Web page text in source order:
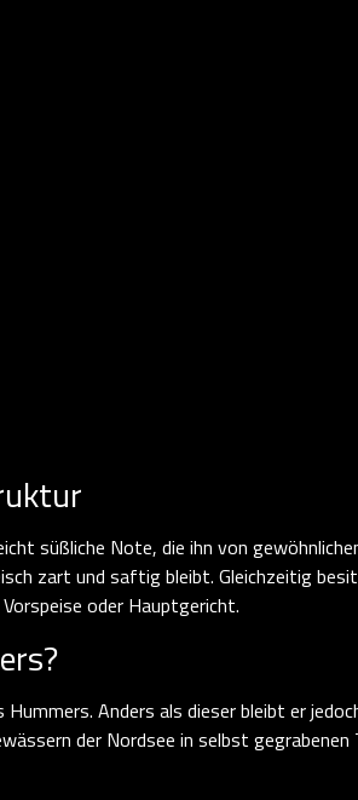
süßliche Note, die ihn von
zart und saftig bleibt. Gleichzeitig
oder Hauptgericht.
Anders als dieser bleibt er
der Nordsee in selbst